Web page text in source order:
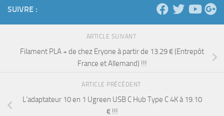
SUIVRE :
ARTICLE SUIVANT
Filament PLA + de chez Eryone à partir de 13.29 € (Entrepôt
France et Allemand) !!!
ARTICLE PRÉCÉDENT
L’adaptateur 10 en 1 Ugreen USB C Hub Type C 4K à 19.10
€ !!!